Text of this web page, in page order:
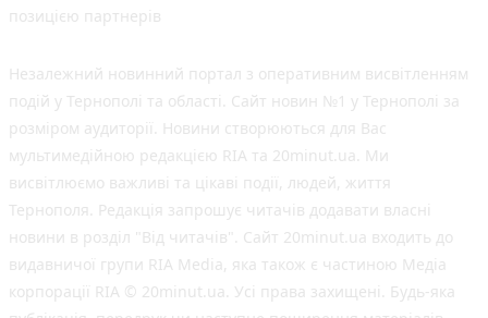
позицією партнерів
Незалежний новинний портал з оперативним висвітленням
подій у Тернополі та області. Сайт новин №1 у Тернополі за
розміром аудиторії. Новини створюються для Вас
мультимедійною редакцією RIA та 20minut.ua. Ми
висвітлюємо важливі та цікаві події, людей, життя
Тернополя. Редакція запрошує читачів додавати власні
новини в розділ "Від читачів". Сайт 20minut.ua входить до
видавничої групи RIA Media, яка також є частиною Медіа
корпорації RIA © 20minut.ua. Усі права захищені. Будь-яка